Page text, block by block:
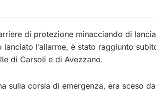
di protezione minacciando di
l’allarme, è stato raggiunto
di Carsoli e di Avezzano.
sulla corsia di emergenza, era sceso